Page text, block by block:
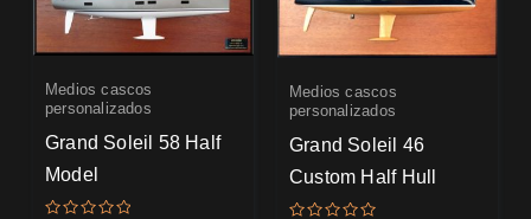
Medios cascos
personalizados
Grand Soleil 58 Half
Model
Medios cascos
personalizados
Grand Soleil 46
Custom Half Hull